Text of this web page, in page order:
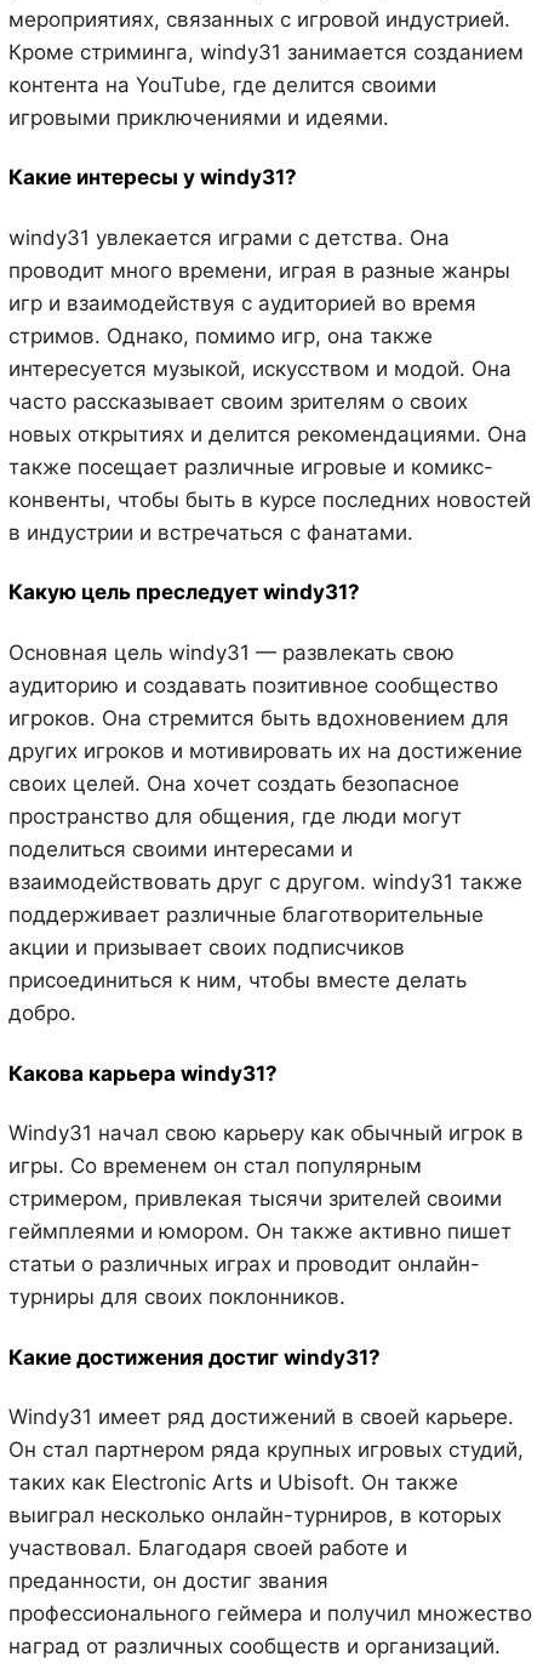
мероприятиях, связанных с игровой индустрией.
Кроме стриминга, windy31 занимается созданием
контента на YouTube, где делится своими
игровыми приключениями и идеями.
Какие интересы у windy31?
windy31 увлекается играми с детства. Она
проводит много времени, играя в разные жанры
игр и взаимодействуя с аудиторией во время
стримов. Однако, помимо игр, она также
интересуется музыкой, искусством и модой. Она
часто рассказывает своим зрителям о своих
новых открытиях и делится рекомендациями. Она
также посещает различные игровые и комикс-
конвенты, чтобы быть в курсе последних новостей
в индустрии и встречаться с фанатами.
Какую цель преследует windy31?
Основная цель windy31 — развлекать свою
аудиторию и создавать позитивное сообщество
игроков. Она стремится быть вдохновением для
других игроков и мотивировать их на достижение
своих целей. Она хочет создать безопасное
пространство для общения, где люди могут
поделиться своими интересами и
взаимодействовать друг с другом. windy31 также
поддерживает различные благотворительные
акции и призывает своих подписчиков
присоединиться к ним, чтобы вместе делать
добро.
Какова карьера windy31?
Windy31 начал свою карьеру как обычный игрок в
игры. Со временем он стал популярным
стримером, привлекая тысячи зрителей своими
геймплеями и юмором. Он также активно пишет
статьи о различных играх и проводит онлайн-
турниры для своих поклонников.
Какие достижения достиг windy31?
Windy31 имеет ряд достижений в своей карьере.
Он стал партнером ряда крупных игровых студий,
таких как Electronic Arts и Ubisoft. Он также
выиграл несколько онлайн-турниров, в которых
участвовал. Благодаря своей работе и
преданности, он достиг звания
профессионального геймера и получил множество
наград от различных сообществ и организаций.